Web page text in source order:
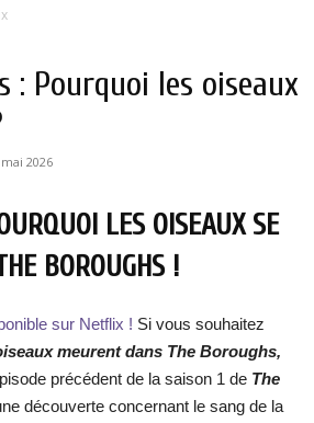
: Pourquoi les oiseaux
2026
LES OISEAUX SE
BOROUGHS !
sur Netflix ! Si vous souhaitez
meurent dans The Boroughs,
précédent de la saison 1 de The
découverte concernant le sang de la